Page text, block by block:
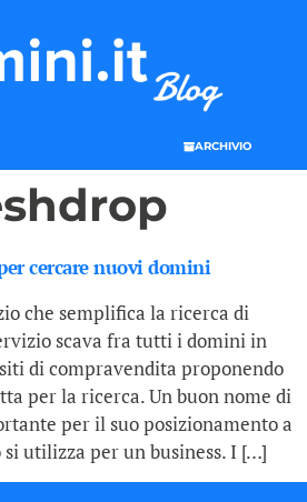
ARCHIVIO
cercare nuovi domini
che semplifica la ricerca di
scava fra tutti i domini in
di compravendita proponendo
per la ricerca. Un buon nome di
per il suo posizionamento a
utilizza per un business. I […]